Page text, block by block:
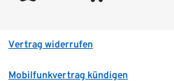
Vertrag widerrufen
Mobilfunkvertrag kündigen